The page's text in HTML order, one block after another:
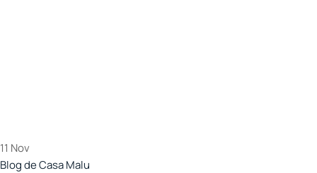
11 Nov
Blog de Casa Malu